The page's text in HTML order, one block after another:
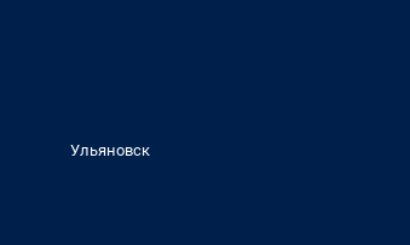
Ульяновск